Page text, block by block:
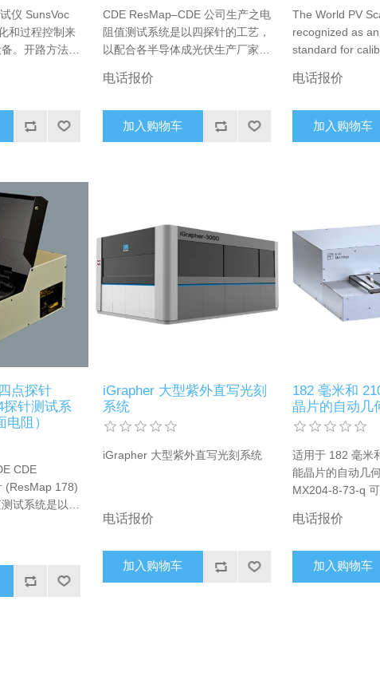
仪 SunsVoc
和过程控制来
。开路方法表
寿命经过准
。
CDE ResMap–CDE 公司生产之电
阻值测试系统是以四探针的工艺，
以配合各半导体成光伏生产厂家进
简易操作的设备是半导体及光伏生
电话报价
加入购物车
The World PV
recognized as
standard for
of solar cells and
and the
accordance with
standards. The
WPVS
or secondary
fully meet these
WPVS
电话报价
加入购物车
点探针
探针测试系
阻）
CDE
(ResMap 178)
试系统是以四
产品质监控，
家不可缺少的
iGrapher 大型紫外直写光刻
系统
iGrapher 大型紫外直写光刻系统
电话报价
加入购物车
182 毫米和
晶片的自动⼏
适用于 182 毫米
能晶片的自动⼏
MX204-8-73-q 可
动化机器人系统
曲度和翘曲度。
不同尺寸的晶片
电话报价
加入购物车